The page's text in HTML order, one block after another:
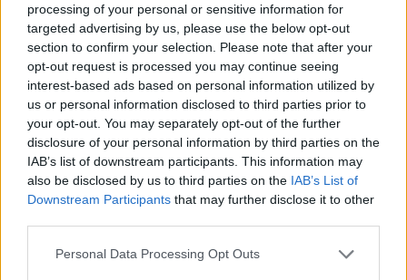
processing of your personal or sensitive information for
targeted advertising by us, please use the below opt-out
section to confirm your selection. Please note that after your
opt-out request is processed you may continue seeing
interest-based ads based on personal information utilized by
us or personal information disclosed to third parties prior to
your opt-out. You may separately opt-out of the further
disclosure of your personal information by third parties on the
IAB’s list of downstream participants. This information may
also be disclosed by us to third parties on the IAB’s List of
Downstream Participants that may further disclose it to other
Personal Data Processing Opt Outs
Πριν 3 ημέρες
Ο καιρός στη Χίο, σήμερα 3 Αυγούστου 2026